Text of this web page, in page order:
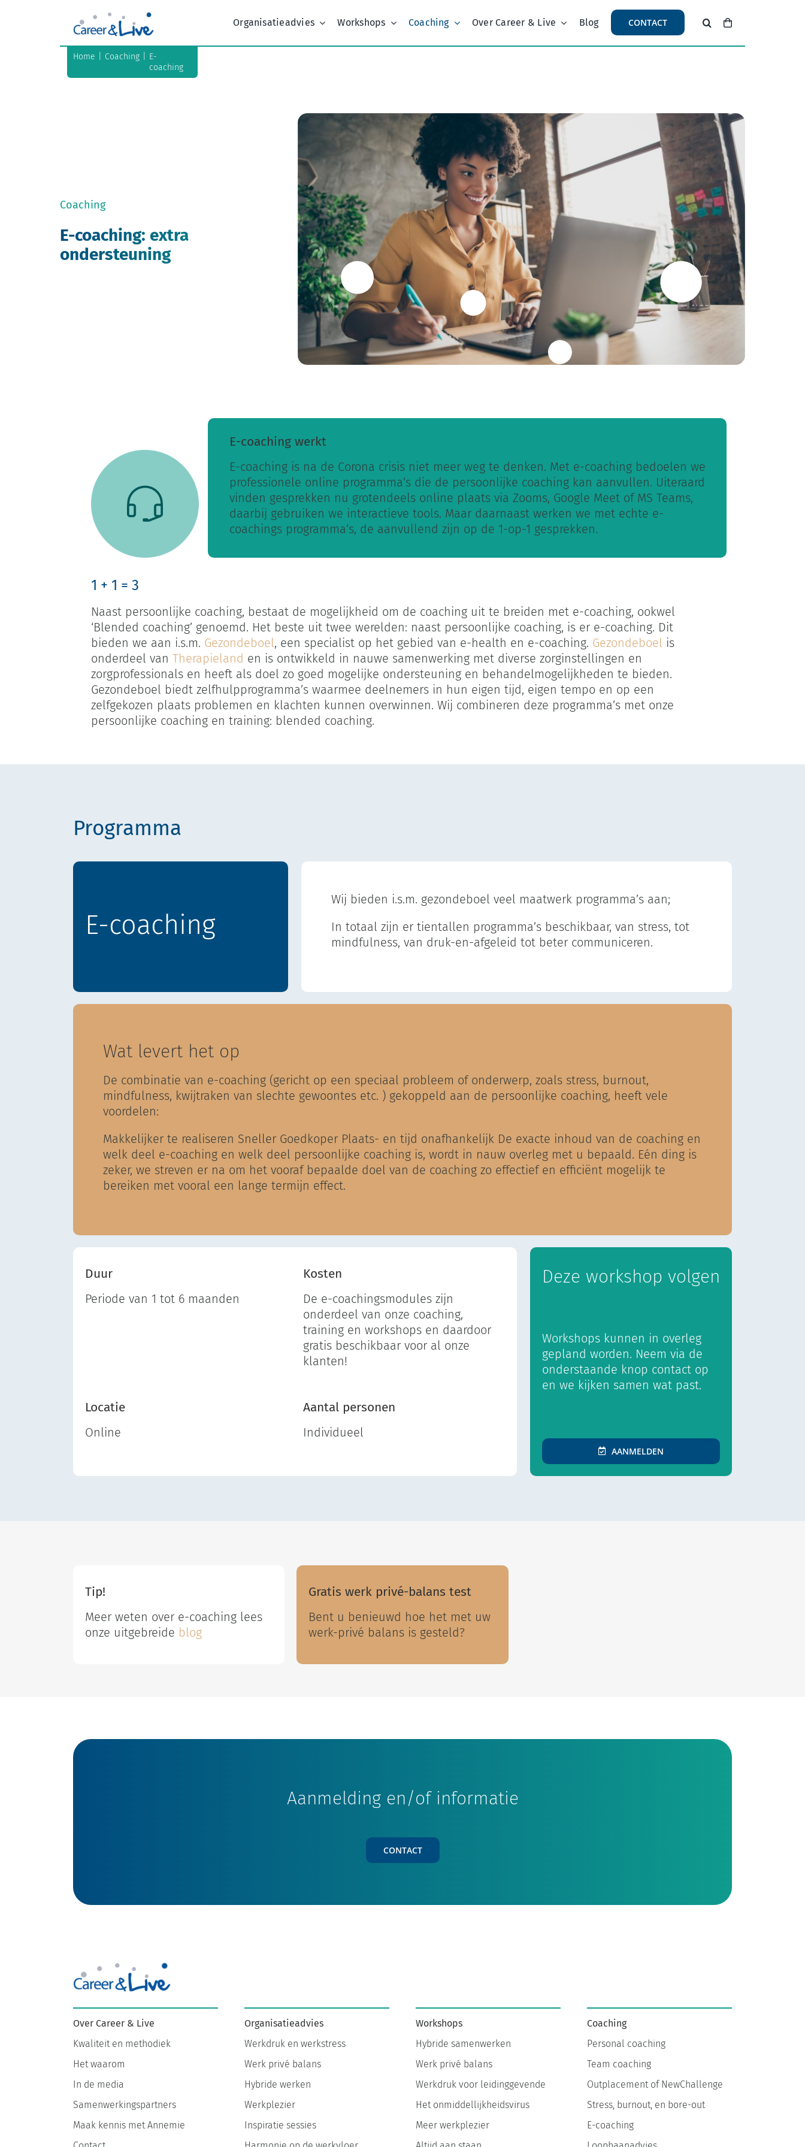
Organisatieadvies Workshops Coaching Over Career & Live Blog CONTACT
Home Coaching
E-
coaching
Coaching
E-coaching: extra
ondersteuning
Home Coaching E-coaching
E-coaching werkt
E-coaching is na de Corona crisis niet meer weg te denken. Met e-coaching bedoelen we
professionele online programma’s die de persoonlijke coaching kan aanvullen. Uiteraard
vinden gesprekken nu grotendeels online plaats via Zooms, Google Meet of MS Teams,
daarbij gebruiken we interactieve tools. Maar daarnaast werken we met echte e-
coachings programma’s, de aanvullend zijn op de 1-op-1 gesprekken.
1 + 1 = 3
Naast persoonlijke coaching, bestaat de mogelijkheid om de coaching uit te breiden met e-coaching, ookwel
‘Blended coaching’ genoemd. Het beste uit twee werelden: naast persoonlijke coaching, is er e-coaching. Dit
bieden we aan i.s.m. Gezondeboel, een specialist op het gebied van e-health en e-coaching. Gezondeboel is
onderdeel van Therapieland en is ontwikkeld in nauwe samenwerking met diverse zorginstellingen en
zorgprofessionals en heeft als doel zo goed mogelijke ondersteuning en behandelmogelijkheden te bieden.
Gezondeboel biedt zelfhulpprogramma’s waarmee deelnemers in hun eigen tijd, eigen tempo en op een
zelfgekozen plaats problemen en klachten kunnen overwinnen. Wij combineren deze programma’s met onze
persoonlijke coaching en training: blended coaching.
Programma
E-coaching
Wij bieden i.s.m. gezondeboel veel maatwerk programma’s aan;
In totaal zijn er tientallen programma’s beschikbaar, van stress, tot
mindfulness, van druk-en-afgeleid tot beter communiceren.
Wat levert het op
De combinatie van e-coaching (gericht op een speciaal probleem of onderwerp, zoals stress, burnout,
mindfulness, kwijtraken van slechte gewoontes etc. ) gekoppeld aan de persoonlijke coaching, heeft vele
voordelen:
Makkelijker te realiseren Sneller Goedkoper Plaats- en tijd onafhankelijk De exacte inhoud van de coaching en
welk deel e-coaching en welk deel persoonlijke coaching is, wordt in nauw overleg met u bepaald. Eén ding is
zeker, we streven er na om het vooraf bepaalde doel van de coaching zo effectief en efficiënt mogelijk te
bereiken met vooral een lange termijn effect.
Duur
Periode van 1 tot 6 maanden
Kosten
De e-coachingsmodules zijn
onderdeel van onze coaching,
training en workshops en daardoor
gratis beschikbaar voor al onze
klanten!
Locatie
Online
Aantal personen
Individueel
Deze workshop volgen
Workshops kunnen in overleg
gepland worden. Neem via de
onderstaande knop contact op
en we kijken samen wat past.
AANMELDEN
Tip!
Meer weten over e-coaching lees
onze uitgebreide blog
Gratis werk privé-balans test
Bent u benieuwd hoe het met uw
werk-privé balans is gesteld?
Aanmelding en/of informatie
CONTACT
Over Career & Live
Kwaliteit en methodiek
Het waarom
In de media
Samenwerkingspartners
Maak kennis met Annemie
Organisatieadvies
Werkdruk en werkstress
Werk privé balans
Hybride werken
Werkplezier
Inspiratie sessies
Workshops
Hybride samenwerken
Werk privé balans
Werkdruk voor leidinggevende
Het onmiddellijkheidsvirus
Meer werkplezier
Coaching
Personal coaching
Team coaching
Outplacement of NewChallenge
Stress, burnout, en bore-out
E-coaching